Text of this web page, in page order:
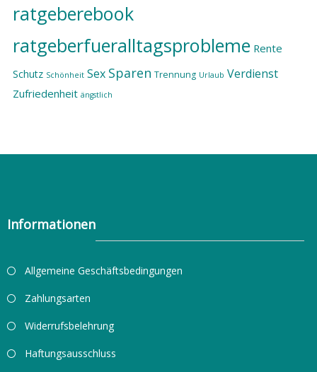
ratgeberebook
ratgeberfueralltagsprobleme Rente
Schutz Schönheit Sex Sparen Trennung Urlaub Verdienst
Zufriedenheit ängstlich
Informationen
Allgemeine Geschäftsbedingungen
Zahlungsarten
Widerrufsbelehrung
Haftungsausschluss